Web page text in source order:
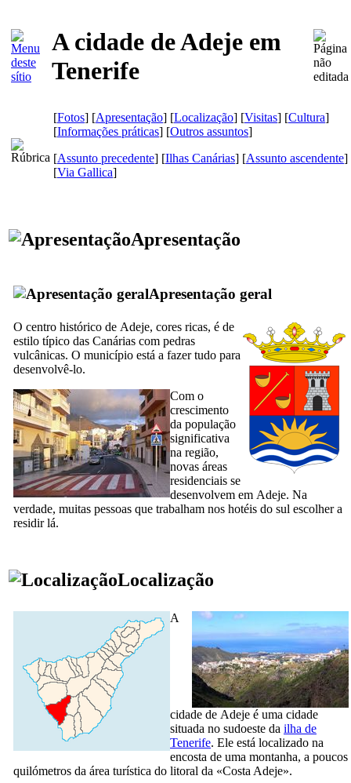
A cidade de Adeje em
Tenerife
[Fotos] [Apresentação] [Localização] [Visitas] [Cultura]
[Informações práticas] [Outros assuntos]
[Assunto precedente] [Ilhas Canárias] [Assunto ascendente]
[Via Gallica]
Apresentação
Apresentação geral
O centro histórico de Adeje, cores ricas, é de
estilo típico das Canárias com pedras
vulcânicas. O município está a fazer tudo para
desenvolvê-lo.
Com o
crescimento
da população
significativa
na região,
novas áreas
residenciais se
desenvolvem em Adeje. Na
verdade, muitas pessoas que trabalham nos hotéis do sul escolher a
residir lá.
Localização
A
cidade de Adeje é uma cidade
situada no sudoeste da ilha de
Tenerife. Ele está localizado na
encosta de uma montanha, a poucos
quilómetros da área turística do litoral da «Costa Adeje».